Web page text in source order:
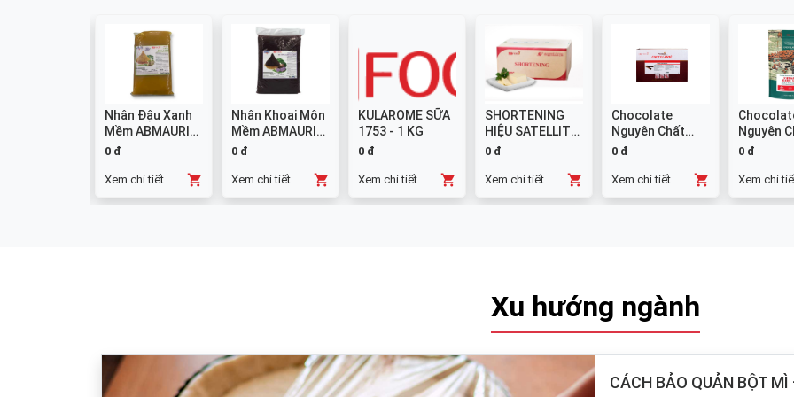
Nhân Đậu Xanh
Mềm ABMAURI
3kg
0 đ
Xem chi tiết
Nhân Khoai Môn
Mềm ABMAURI
3kg
0 đ
Xem chi tiết
KULAROME SỮA
1753 - 1 KG
0 đ
Xem chi tiết
SHORTENING
HIỆU SATELLITE
25 KG
0 đ
Xem chi tiết
Chocolate
Nguyên Chất
Đen GHANA
0 đ
Xem chi tiết
Nguyên
Sữa 38% -
0 đ
Xem chi
Xu hướng ngành
CÁCH BẢO QUẢN BỘT